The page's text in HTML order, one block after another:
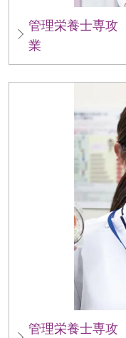
管理栄養士専攻
業
管理栄養士専攻